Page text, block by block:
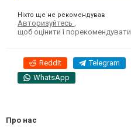
Ніхто ще не рекомендував
Авторизуйтесь
щоб оцінити і порекомендувати
Reddit Telegram
WhatsApp
Про нас